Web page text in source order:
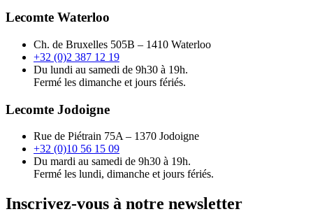
Lecomte Waterloo
Ch. de Bruxelles 505B – 1410 Waterloo
+32 (0)2 387 12 19
Du lundi au samedi de 9h30 à 19h.
Fermé les dimanche et jours fériés.
Lecomte Jodoigne
Rue de Piétrain 75A – 1370 Jodoigne
+32 (0)10 56 15 09
Du mardi au samedi de 9h30 à 19h.
Fermé les lundi, dimanche et jours fériés.
Inscrivez-vous à notre newsletter